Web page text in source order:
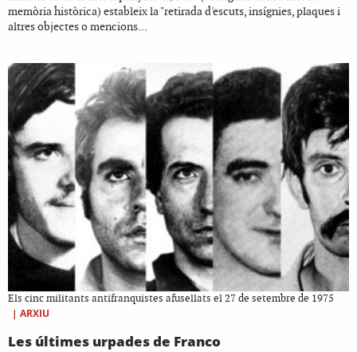
memòria històrica) estableix la "retirada d'escuts, insígnies, plaques i
altres objectes o mencions...
Els cinc militants antifranquistes afusellats el 27 de setembre de 1975
| ARXIU
Les últimes urpades de Franco